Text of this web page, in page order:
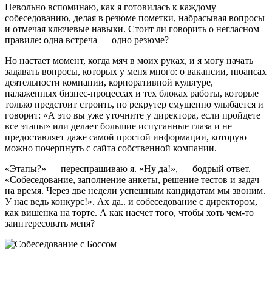
Невольно вспоминаю, как я готовилась к каждому
собеседованию, делая в резюме пометки, набрасывая вопросы
и отмечая ключевые навыки. Стоит ли говорить о негласном
правиле: одна встреча — одно резюме?
Но настает момент, когда мяч в моих руках, и я могу начать
задавать вопросы, которых у меня много: о вакансии, нюансах
деятельности компании, корпоративной культуре,
налаженных бизнес-процессах и тех блоках работы, которые
только предстоит строить, но рекрутер смущенно улыбается и
говорит: «А это вы уже уточните у директора, если пройдете
все этапы» или делает большие испуганные глаза и не
предоставляет даже самой простой информации, которую
можно почерпнуть с сайта собственной компании.
«Этапы?» — переспрашиваю я. «Ну да!», — бодрый ответ.
«Собеседование, заполнение анкеты, решение тестов и задач
на время. Через две недели успешным кандидатам мы звоним.
У нас ведь конкурс!». Ах да.. и собеседование с директором,
как вишенка на торте. А как насчет того, чтобы хоть чем-то
заинтересовать меня?